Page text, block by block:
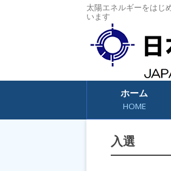
太陽エネルギーをはじ
います
コンテンツへスキップ
ホーム
HOME
入選